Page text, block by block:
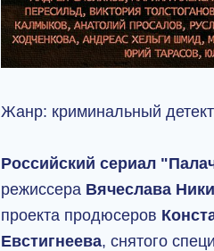
Жанр: криминальный
Российский сериал
режиссера Вячеслава
проекта продюсеров
Евстигнеева, снятого